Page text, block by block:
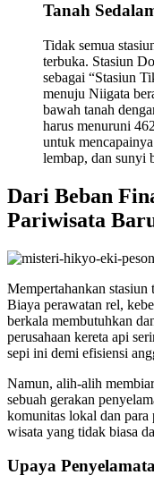
Tanah
Tidak semua
terbuka. Stasiun
sebagai “Stasiun
menuju Niigata
bawah tanah
harus menuruni
untuk
lembap, dan sunyi
Dari Beban
Pariwisata
Mempertahankan stasiun
Biaya perawatan rel,
berkala membutuhkan
perusahaan kereta api
sepi ini demi efisiensi
Namun, alih-alih
sebuah gerakan
komunitas lokal dan para
wisata yang tidak biasa
Upaya